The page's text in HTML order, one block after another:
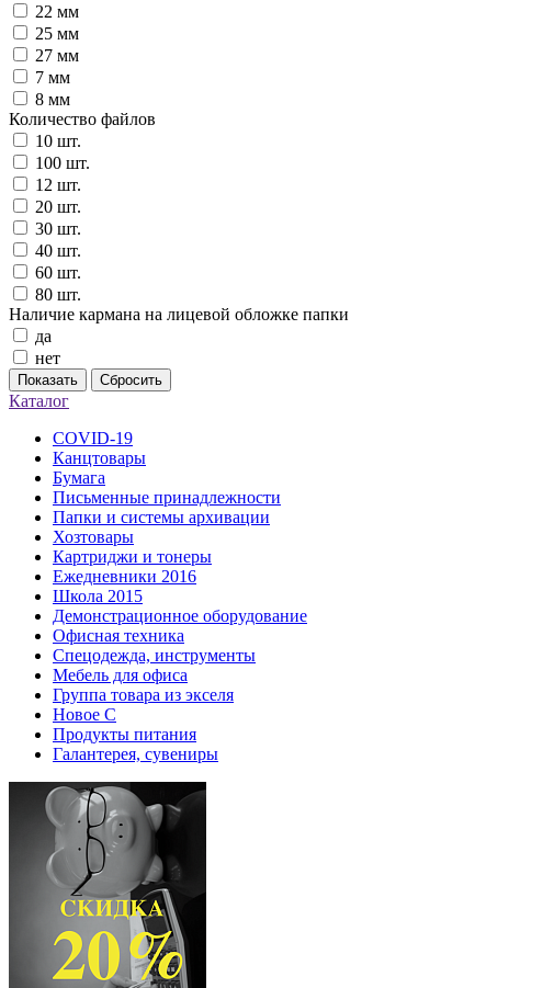
22 мм
25 мм
27 мм
7 мм
8 мм
Количество файлов
10 шт.
100 шт.
12 шт.
20 шт.
30 шт.
40 шт.
60 шт.
80 шт.
Наличие кармана на лицевой обложке папки
да
нет
Показать Сбросить
Каталог
COVID-19
Канцтовары
Бумага
Письменные принадлежности
Папки и системы архивации
Хозтовары
Картриджи и тонеры
Ежедневники 2016
Школа 2015
Демонстрационное оборудование
Офисная техника
Спецодежда, инструменты
Мебель для офиса
Группа товара из экселя
Новое С
Продукты питания
Галантерея, сувениры